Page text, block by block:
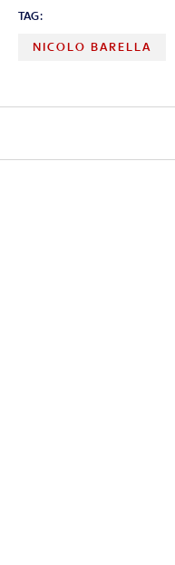
TAG:
NICOLO BARELLA